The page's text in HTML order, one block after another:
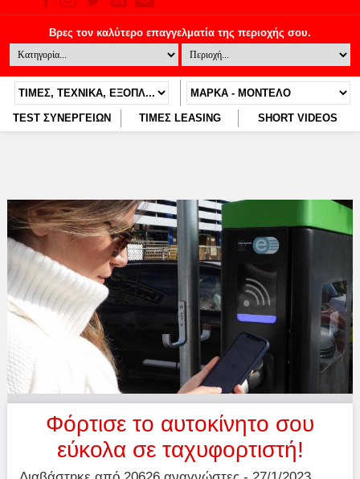
TEST ΣΥΝΕΡΓΕΙΩΝ ΤΙΜΕΣ LEASING SHORT VIDEOS
Φόρτισε το αυτοκίνητο σου
εύκολα σε ταχυφορτιστή!